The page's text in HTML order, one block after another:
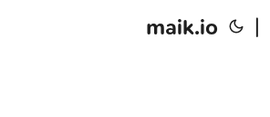
maik.io